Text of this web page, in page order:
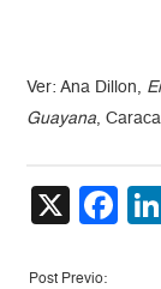
Ver: Ana Dillon,
Guayana,
X
Post Previo: